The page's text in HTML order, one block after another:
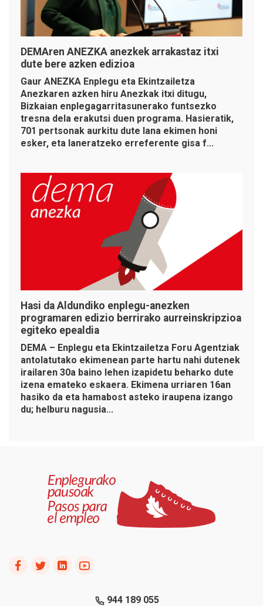
DEMAren ANEZKA anezkek arrakastaz itxi
dute bere azken edizioa
Gaur ANEZKA Enplegu eta Ekintzailetza
Anezkaren azken hiru Anezkak itxi ditugu,
Bizkaian enplegagarritasunerako funtsezko
tresna dela erakutsi duen programa. Hasieratik,
701 pertsonak aurkitu dute lana ekimen honi
esker, eta laneratzeko erreferente gisa f...
Hasi da Aldundiko enplegu-anezken
programaren edizio berrirako aurreinskripzioa
egiteko epealdia
DEMA – Enplegu eta Ekintzailetza Foru Agentziak
antolatutako ekimenean parte hartu nahi dutenek
irailaren 30a baino lehen izapidetu beharko dute
izena emateko eskaera. Ekimena urriaren 16an
hasiko da eta hamabost asteko iraupena izango
du; helburu nagusia...
944 189 055